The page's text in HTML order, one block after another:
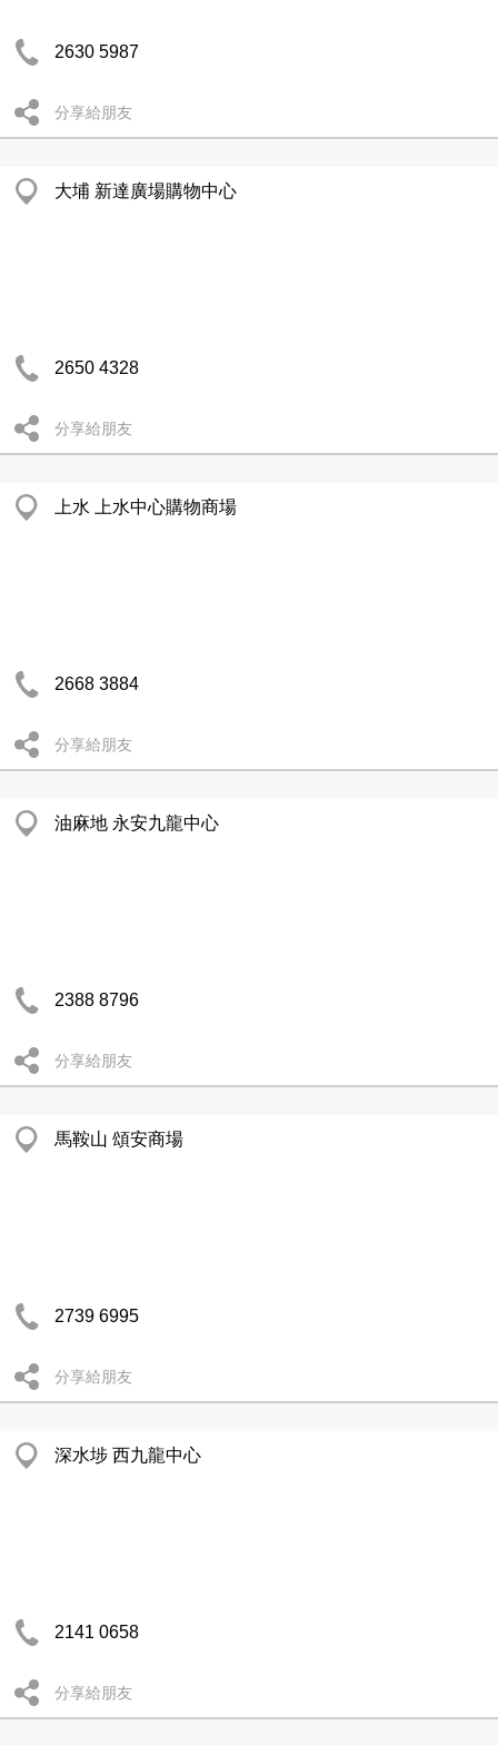
2630 5987
分享給朋友
大埔 新達廣場購物中心
2650 4328
分享給朋友
上水 上水中心購物商場
2668 3884
分享給朋友
油麻地 永安九龍中心
2388 8796
分享給朋友
馬鞍山 頌安商場
2739 6995
分享給朋友
深水埗 西九龍中心
2141 0658
分享給朋友